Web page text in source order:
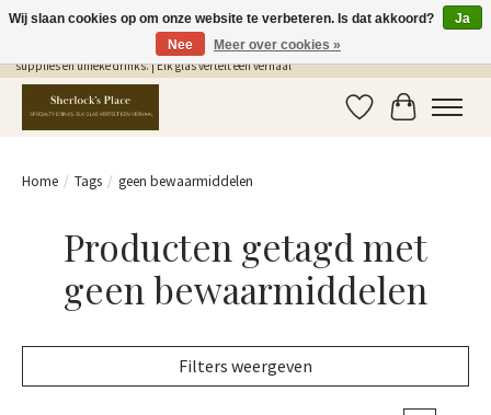
Gratis Verzending in NL vanaf €75,- | Sherlocks Place: dé plek voor MONIN siropen, bar
supplies en unieke drinks. | Elk glas vertelt een verhaal
Verlanglijst
Home / Tags / geen bewaarmiddelen
Producten getagd met
geen bewaarmiddelen
Filters weergeven
Wij slaan cookies op om onze website te verbeteren. Is dat akkoord?
Ja
Nee
Meer over cookies »